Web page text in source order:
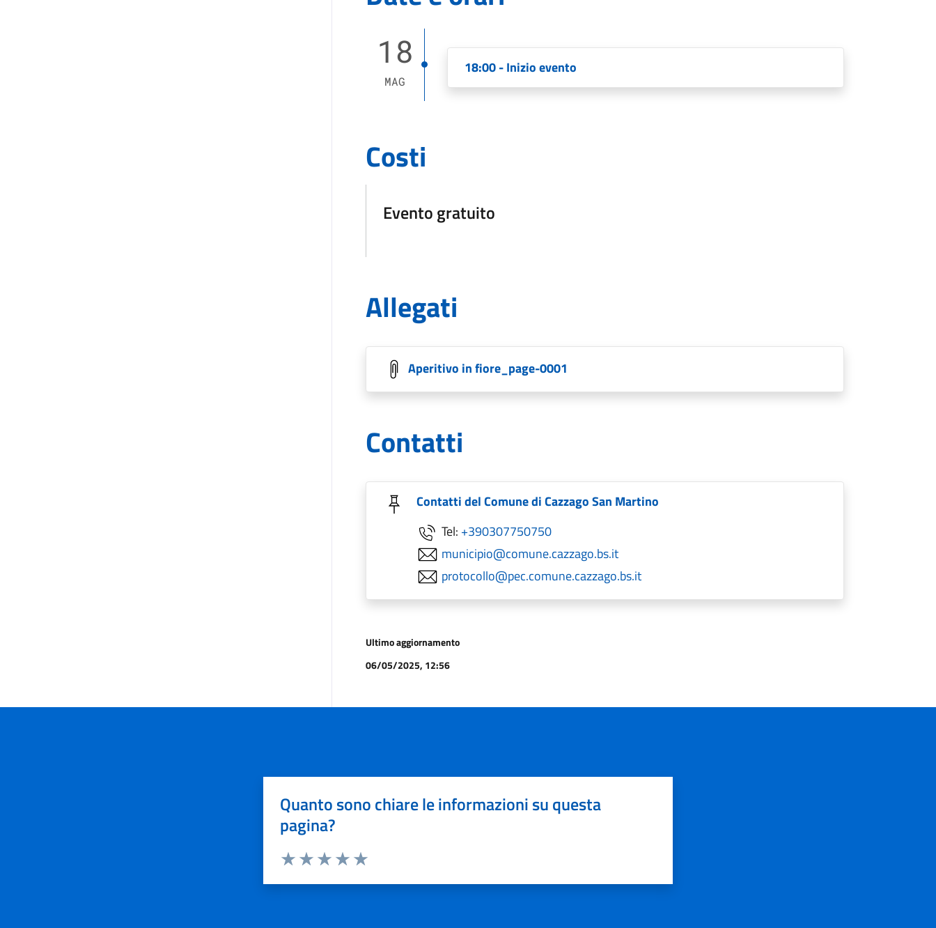
18
MAG
18:00 - Inizio evento
Costi
Evento gratuito
Allegati
Aperitivo in fiore_page-0001
Contatti
Contatti del Comune di Cazzago San Martino
Tel: +390307750750
municipio@comune.cazzago.bs.it
protocollo@pec.comune.cazzago.bs.it
Ultimo aggiornamento
06/05/2025, 12:56
Quanto sono chiare le informazioni su questa
pagina?